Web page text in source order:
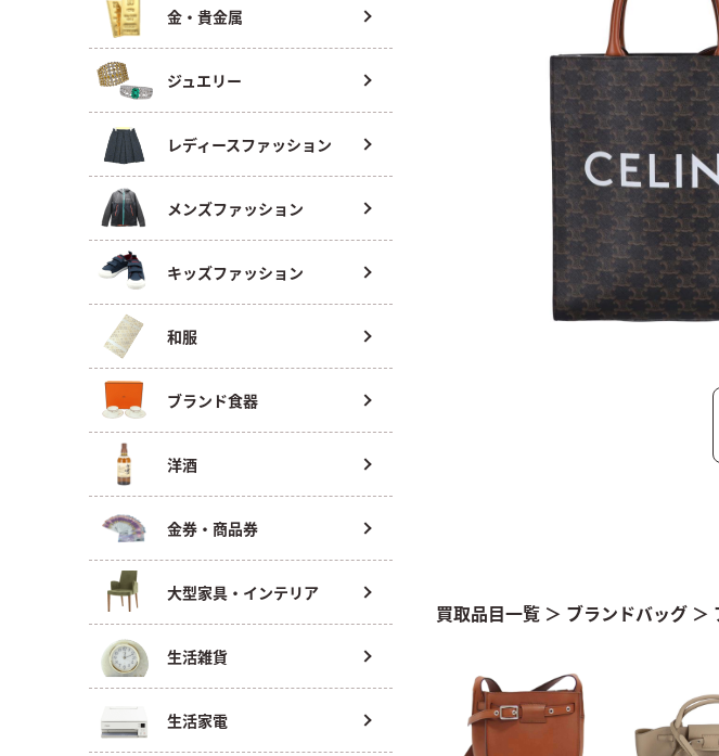
金・貴金属
ジュエリー
レディースファッション
メンズファッション
キッズファッション
和服
ブランド食器
洋酒
金券・商品券
大型家具・インテリア
生活雑貨
生活家電
買取品目一覧 ＞ ブランドバッグ ＞